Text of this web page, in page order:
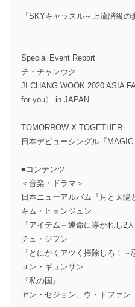
『SKYキャッスル～上流階級
Special Event Report
チ・チャンウク
JI CHANG WOOK 2020 ASIA
for you〉 in JAPAN
TOMORROW X TOGETHER
日本デビューシングル『
■コンテンツ
＜音楽・ドラマ＞
日本ニューアルバム『月と太陽
キム・ヒョンジュン
『アイテム～運命に導かれし2人
チュ・ジフン
『とにかくアツく掃除しろ！～
ユン・ギュンサン
『私の国』
ヤン・セジョン、ウ・ドファン